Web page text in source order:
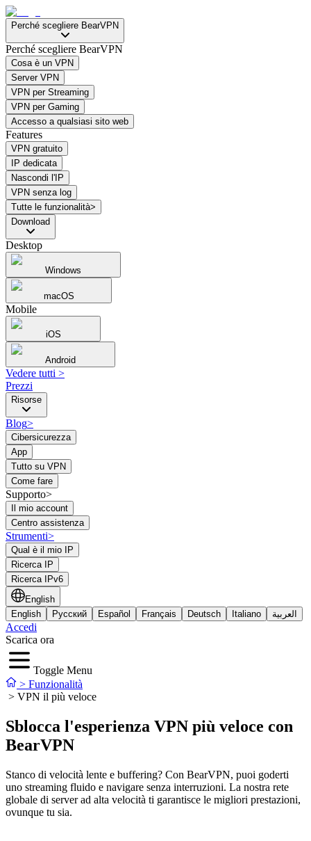
Perché scegliere BearVPN
Perché scegliere BearVPN
Cosa è un VPN
Server VPN
VPN per Streaming
VPN per Gaming
Accesso a qualsiasi sito web
Features
VPN gratuito
IP dedicata
Nascondi l'IP
VPN senza log
Tutte le funzionalità>
Download
Desktop
Windows
macOS
Mobile
iOS
Android
Vedere tutti >
Prezzi
Risorse
Blog>
Cibersicurezza
App
Tutto su VPN
Come fare
Supporto>
Il mio account
Centro assistenza
Strumenti>
Qual è il mio IP
Ricerca IP
Ricerca IPv6
English
English
Русский Español Français Deutsch Italiano العربية
Accedi
Scarica ora
Toggle Menu
> Funzionalità
> VPN il più veloce
Sblocca l'esperienza VPN più veloce con
BearVPN
Stanco di velocità lente e buffering? Con BearVPN, puoi goderti
uno streaming fluido e navigare senza interruzioni. La nostra rete
globale di server ad alta velocità ti garantisce le migliori prestazioni,
ovunque tu sia.